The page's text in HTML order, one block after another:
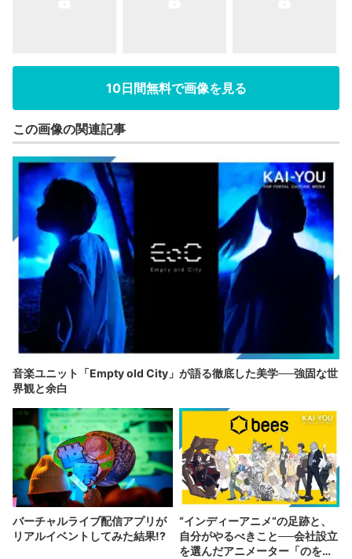
10日間無料で画像を見る
この画像の関連記事
音楽ユニット「Empty old City」が語る徹底した美学──強固な世
界観と余白
バーチャルライブ配信アプリが
リアルイベントしてみた結果!?
“インディーアニメ“の足跡と、
自分がやるべきこと──会社設立
を選んだアニメーター「のを